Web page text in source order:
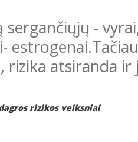
sergančiųjų -
rizika atsiranda ir
rizikos veiksniai